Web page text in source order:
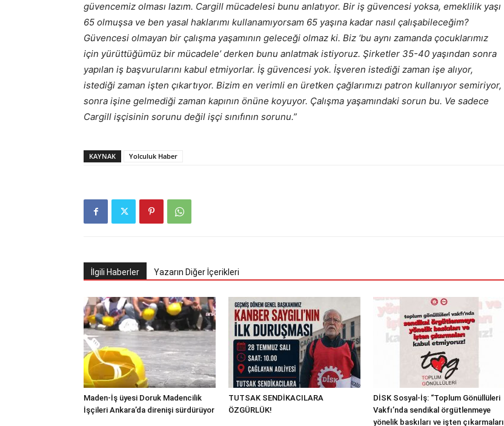
güvencemiz olması lazım. Cargill mücadelesi bunu anlatıyor. Bir iş güvencesi yoksa, emeklilik yaşı
65 olmuşsa ve ben yasal haklarımı kullanamıyorsam 65 yaşına kadar nasıl çalışabileceğim?
Güvencesi olmayan bir çalışma yaşamının geleceği olmaz ki. Biz ‘bu aynı zamanda çocuklarımız
için yürüttüğümüz bir mücadele’ derken bunu anlatmak istiyoruz. Şirketler 35-40 yaşından sonra
yapılan iş başvurularını kabul etmiyorlar. İş güvencesi yok. İşveren istediği zaman işe alıyor,
istediği zaman işten çıkartıyor. Bizim en verimli en üretken çağlarımızı patron kullanıyor semiriyor,
sonra işine gelmediği zaman kapının önüne koyuyor. Çalışma yaşamındaki sorun bu. Ve sadece
Cargill işçisinin sorunu değil işçi sınıfının sorunu.”
KAYNAK Yolculuk Haber
İlgili Haberler Yazarın Diğer İçerikleri
Maden-İş üyesi Doruk Madencilik
İşçileri Ankara’da direnişi sürdürüyor
TUTSAK SENDİKACILARA
ÖZGÜRLÜK!
DİSK Sosyal-İş: “Toplum Gönüllüleri
Vakfı’nda sendikal örgütlenmeye
yönelik baskıları ve işten çıkarmaları